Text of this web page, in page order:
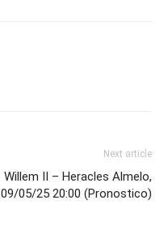
Next article
Willem II – Heracles Almelo,
09/05/25 20:00 (Pronostico)